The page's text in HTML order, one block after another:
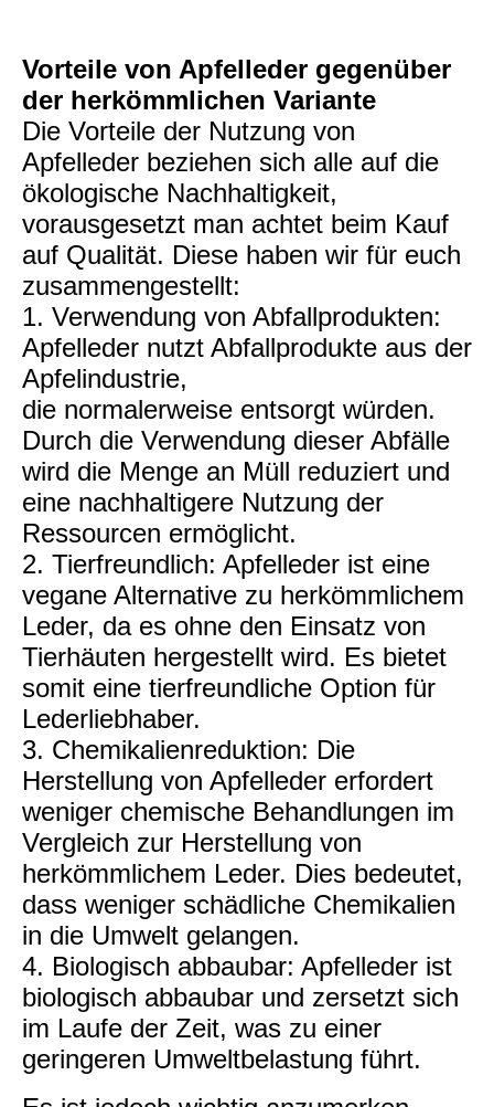
Vorteile von Apfelleder gegenüber
der herkömmlichen Variante
Die Vorteile der Nutzung von
Apfelleder beziehen sich alle auf die
ökologische Nachhaltigkeit,
vorausgesetzt man achtet beim Kauf
auf Qualität. Diese haben wir für euch
zusammengestellt:
1. Verwendung von Abfallprodukten:
Apfelleder nutzt Abfallprodukte aus der
Apfelindustrie,
die normalerweise entsorgt würden.
Durch die Verwendung dieser Abfälle
wird die Menge an Müll reduziert und
eine nachhaltigere Nutzung der
Ressourcen ermöglicht.
2. Tierfreundlich: Apfelleder ist eine
vegane Alternative zu herkömmlichem
Leder, da es ohne den Einsatz von
Tierhäuten hergestellt wird. Es bietet
somit eine tierfreundliche Option für
Lederliebhaber.
3. Chemikalienreduktion: Die
Herstellung von Apfelleder erfordert
weniger chemische Behandlungen im
Vergleich zur Herstellung von
herkömmlichem Leder. Dies bedeutet,
dass weniger schädliche Chemikalien
in die Umwelt gelangen.
4. Biologisch abbaubar: Apfelleder ist
biologisch abbaubar und zersetzt sich
im Laufe der Zeit, was zu einer
geringeren Umweltbelastung führt.